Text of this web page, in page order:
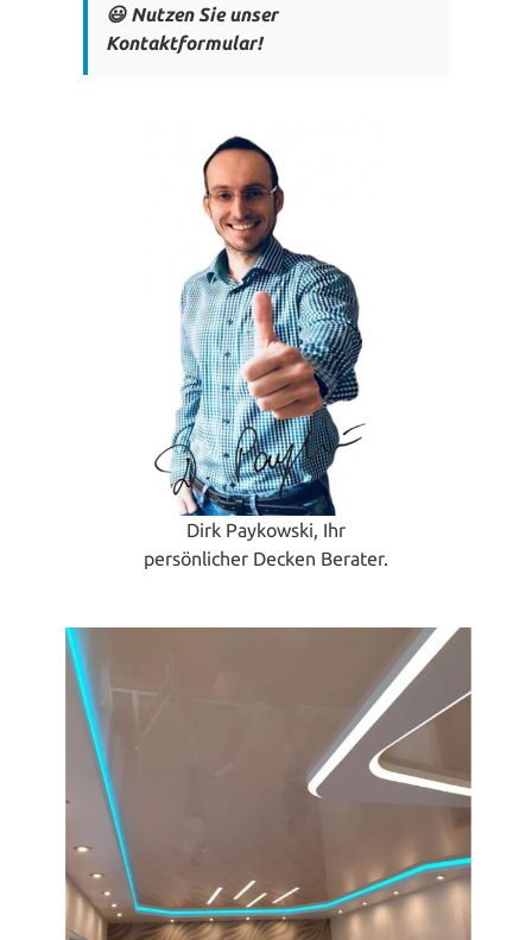
😃 Nutzen Sie unser
Kontaktformular!
Dirk Paykowski, Ihr
persönlicher Decken Berater.